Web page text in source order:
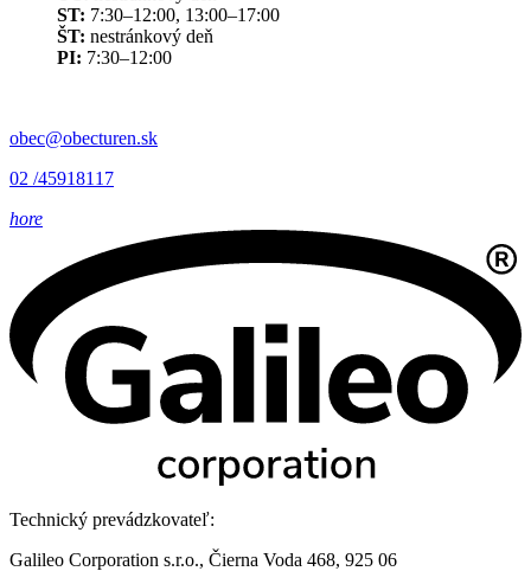
ST: 7:30–12:00, 13:00–17:00
ŠT: nestránkový deň
PI: 7:30–12:00
obec@obecturen.sk
02 /45918117
hore
Technický prevádzkovateľ:
Galileo Corporation s.r.o., Čierna Voda 468, 925 06